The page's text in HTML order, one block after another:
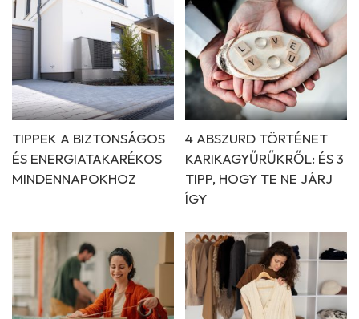
TIPPEK A BIZTONSÁGOS
ÉS ENERGIATAKARÉKOS
MINDENNAPOKHOZ
4 ABSZURD TÖRTÉNET
KARIKAGYŰRŰKRŐL: ÉS 3
TIPP, HOGY TE NE JÁRJ
ÍGY